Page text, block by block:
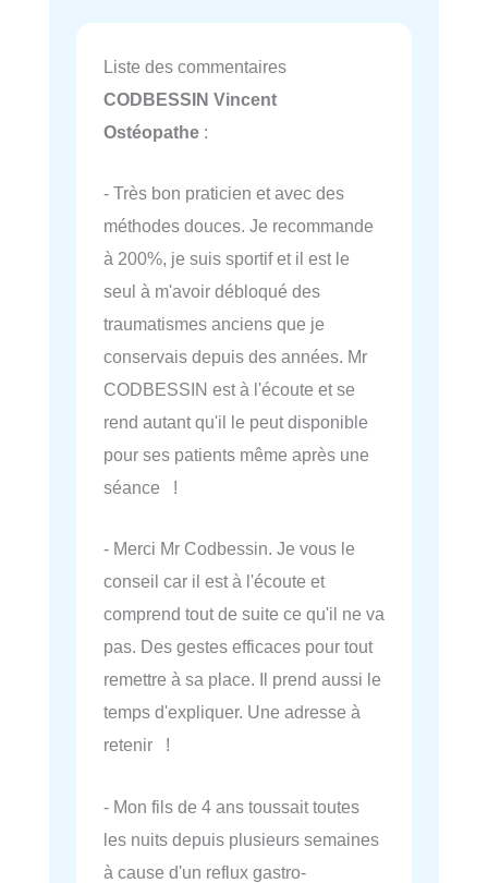
Liste des commentaires
CODBESSIN Vincent
Ostéopathe :
- Très bon praticien et avec des
méthodes douces. Je recommande
à 200%, je suis sportif et il est le
seul à m'avoir débloqué des
traumatismes anciens que je
conservais depuis des années. Mr
CODBESSIN est à l'écoute et se
rend autant qu'il le peut disponible
pour ses patients même après une
séance !
- Merci Mr Codbessin. Je vous le
conseil car il est à l'écoute et
comprend tout de suite ce qu'il ne va
pas. Des gestes efficaces pour tout
remettre à sa place. Il prend aussi le
temps d'expliquer. Une adresse à
retenir !
- Mon fils de 4 ans toussait toutes
les nuits depuis plusieurs semaines
à cause d'un reflux gastro-